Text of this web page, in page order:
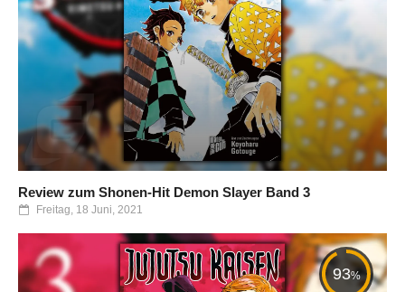
Review zum Shonen-Hit Demon Slayer Band 3
Freitag, 18 Juni, 2021
93%